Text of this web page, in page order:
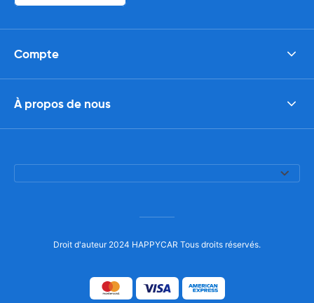
Compte
À propos de nous
Droit d'auteur 2024 HAPPYCAR Tous droits réservés.